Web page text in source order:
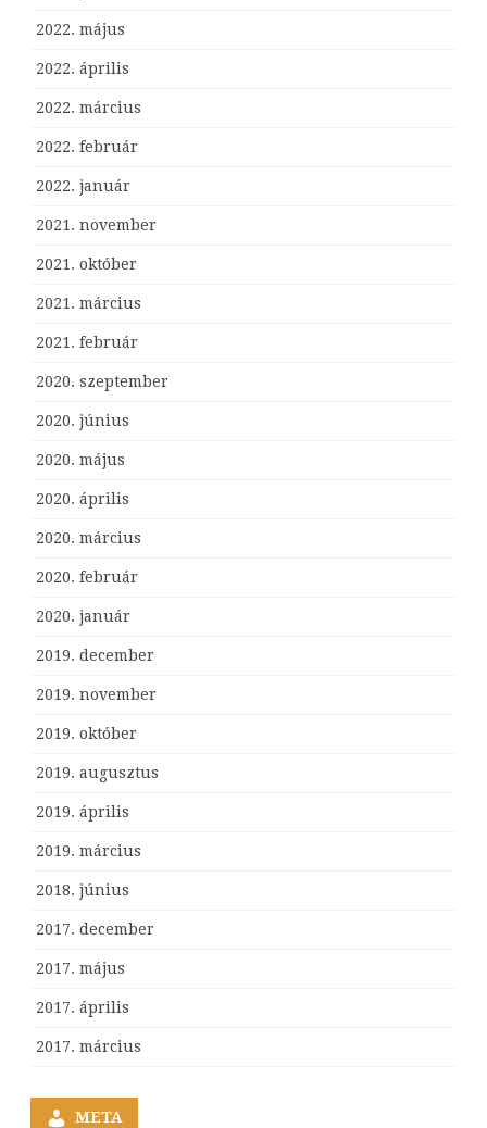
2022. május
2022. április
2022. március
2022. február
2022. január
2021. november
2021. október
2021. március
2021. február
2020. szeptember
2020. június
2020. május
2020. április
2020. március
2020. február
2020. január
2019. december
2019. november
2019. október
2019. augusztus
2019. április
2019. március
2018. június
2017. december
2017. május
2017. április
2017. március
META